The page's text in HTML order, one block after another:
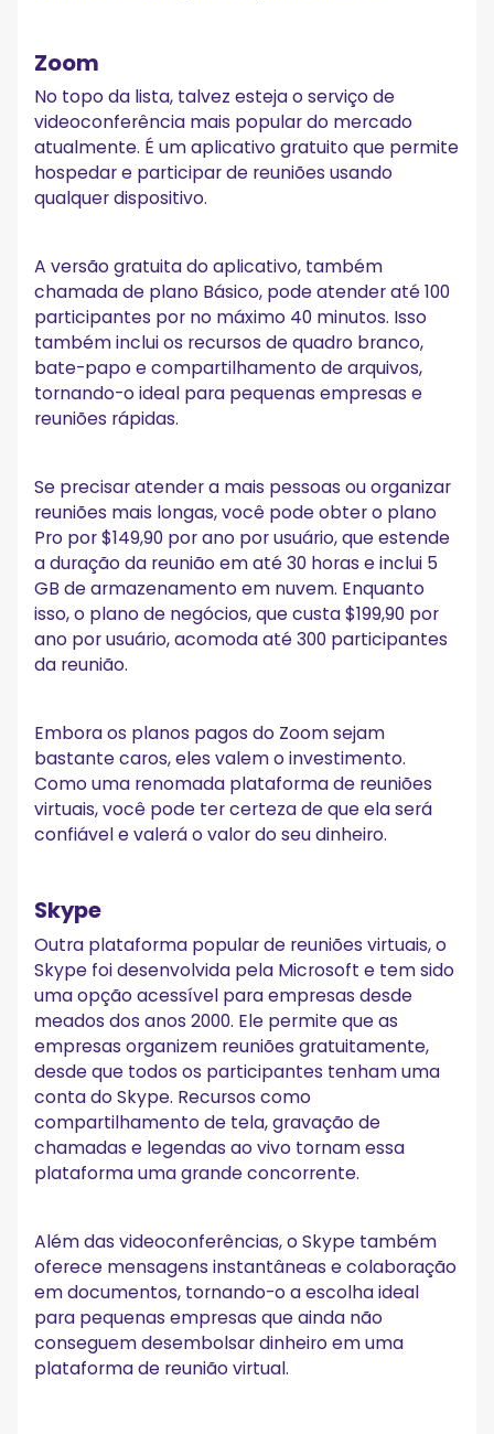
Zoom
No topo da lista, talvez esteja o serviço de
videoconferência mais popular do mercado
atualmente. É um aplicativo gratuito que permite
hospedar e participar de reuniões usando
qualquer dispositivo.
A versão gratuita do aplicativo, também
chamada de plano Básico, pode atender até 100
participantes por no máximo 40 minutos. Isso
também inclui os recursos de quadro branco,
bate-papo e compartilhamento de arquivos,
tornando-o ideal para pequenas empresas e
reuniões rápidas.
Se precisar atender a mais pessoas ou organizar
reuniões mais longas, você pode obter o plano
Pro por $149,90 por ano por usuário, que estende
a duração da reunião em até 30 horas e inclui 5
GB de armazenamento em nuvem. Enquanto
isso, o plano de negócios, que custa $199,90 por
ano por usuário, acomoda até 300 participantes
da reunião.
Embora os planos pagos do Zoom sejam
bastante caros, eles valem o investimento.
Como uma renomada plataforma de reuniões
virtuais, você pode ter certeza de que ela será
confiável e valerá o valor do seu dinheiro.
Skype
Outra plataforma popular de reuniões virtuais, o
Skype foi desenvolvida pela Microsoft e tem sido
uma opção acessível para empresas desde
meados dos anos 2000. Ele permite que as
empresas organizem reuniões gratuitamente,
desde que todos os participantes tenham uma
conta do Skype. Recursos como
compartilhamento de tela, gravação de
chamadas e legendas ao vivo tornam essa
plataforma uma grande concorrente.
Além das videoconferências, o Skype também
oferece mensagens instantâneas e colaboração
em documentos, tornando-o a escolha ideal
para pequenas empresas que ainda não
conseguem desembolsar dinheiro em uma
plataforma de reunião virtual.